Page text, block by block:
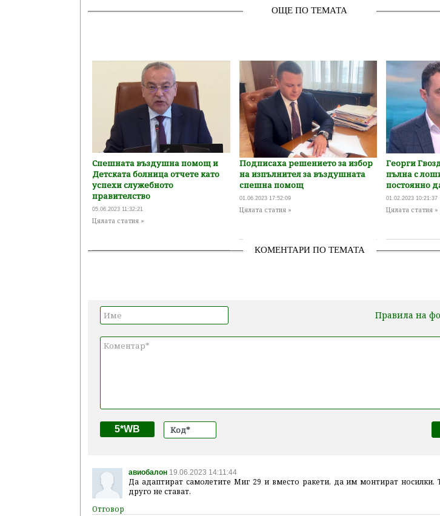
ОЩЕ ПО ТЕМАТА
Спешната въздушна помощ и
Детската болница отчете като
успехи служебното
правителство
05.06.2023 11:32:21
Цялата статия »
Подписаха решението за избор
на изпълнител за въздушната
спешна помощ
01.06.2023 17:52:09
Цялата статия »
Георги
пълна с
постоянно
01.02.2023 10:21:37
Цялата статия »
КОМЕНТАРИ ПО ТЕМАТА
Правила на
5*WB
авиобалон 19.06.2023 14:11:44
Да адаптират самолетите Миг 29 и вместо ракети, да им монтират носилки.
друго не стават.